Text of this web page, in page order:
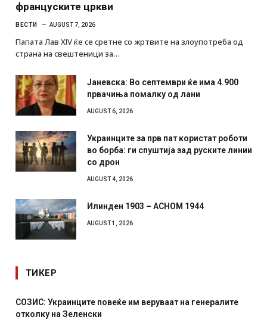
француските цркви
ВЕСТИ AUGUST 7, 2026
Папата Лав XIV ќе се сретне со жртвите на злоупотреба од
страна на свештеници за…
Јаневска: Во септември ќе има 4.900
првачиња помалку од лани
AUGUST 6, 2026
Украинците за прв пат користат роботи
во борба: ги спуштија зад руските линии
со дрон
AUGUST 4, 2026
Илинден 1903 – АСНОМ 1944
AUGUST 1, 2026
ТИКЕР
СОЗИС: Украинците повеќе им веруваат на генералите
отколку на Зеленски